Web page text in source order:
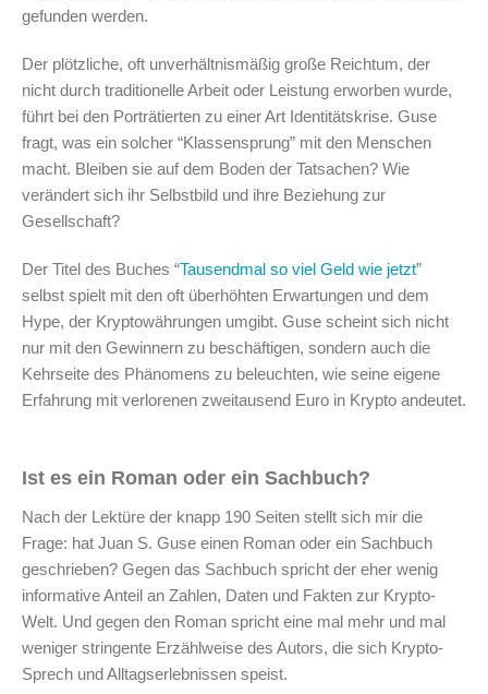
gefunden werden.
Der plötzliche, oft unverhältnismäßig große Reichtum, der
nicht durch traditionelle Arbeit oder Leistung erworben wurde,
führt bei den Porträtierten zu einer Art Identitätskrise. Guse
fragt, was ein solcher “Klassensprung” mit den Menschen
macht. Bleiben sie auf dem Boden der Tatsachen? Wie
verändert sich ihr Selbstbild und ihre Beziehung zur
Gesellschaft?
Der Titel des Buches “Tausendmal so viel Geld wie jetzt”
selbst spielt mit den oft überhöhten Erwartungen und dem
Hype, der Kryptowährungen umgibt. Guse scheint sich nicht
nur mit den Gewinnern zu beschäftigen, sondern auch die
Kehrseite des Phänomens zu beleuchten, wie seine eigene
Erfahrung mit verlorenen zweitausend Euro in Krypto andeutet.
Ist es ein Roman oder ein Sachbuch?
Nach der Lektüre der knapp 190 Seiten stellt sich mir die
Frage: hat Juan S. Guse einen Roman oder ein Sachbuch
geschrieben? Gegen das Sachbuch spricht der eher wenig
informative Anteil an Zahlen, Daten und Fakten zur Krypto-
Welt. Und gegen den Roman spricht eine mal mehr und mal
weniger stringente Erzählweise des Autors, die sich Krypto-
Sprech und Alltagserlebnissen speist.